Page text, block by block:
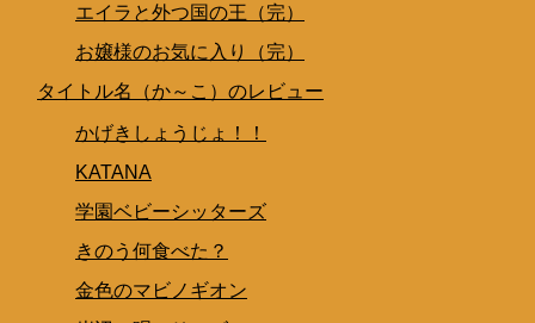
エイラと外つ国の王（完）
お嬢様のお気に入り（完）
タイトル名（か～こ）のレビュー
かげきしょうじょ！！
KATANA
学園ベビーシッターズ
きのう何食べた？
金色のマビノギオン